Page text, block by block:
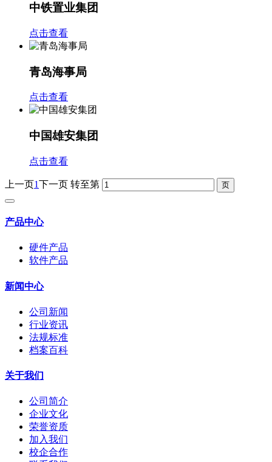
中铁置业集团
点击查看
青岛海事局
点击查看
中国雄安集团
点击查看
上一页1下一页 转至第
产品中心
硬件产品
软件产品
新闻中心
公司新闻
行业资讯
法规标准
档案百科
关于我们
公司简介
企业文化
荣誉资质
加入我们
校企合作